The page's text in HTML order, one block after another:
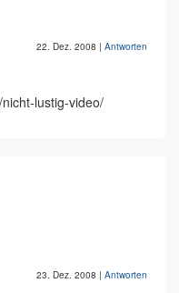
22. Dez. 2008 | Antworten
lustig-video/
23. Dez. 2008 | Antworten